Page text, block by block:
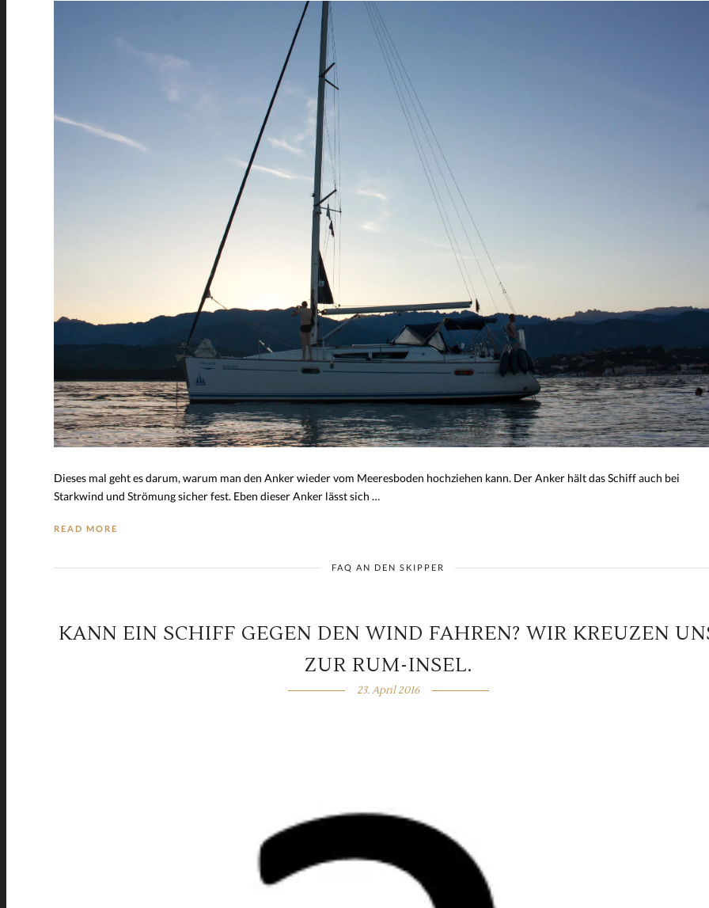
Dieses mal geht es darum, warum man den Anker wieder vom Meeresboden hochziehen kann. Der Anker hält das Schiff auch bei
Starkwind und Strömung sicher fest. Eben dieser Anker lässt sich …
READ MORE
FAQ AN DEN SKIPPER
KANN EIN SCHIFF GEGEN DEN WIND FAHREN? WIR KREUZEN
ZUR RUM-INSEL.
23. April 2016